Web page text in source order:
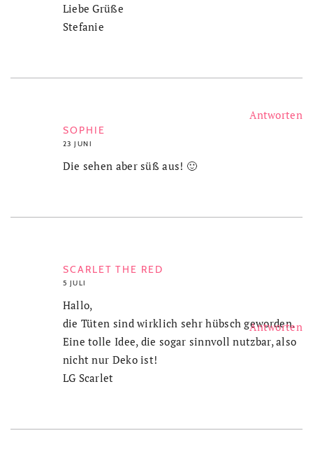
Liebe Grüße
Stefanie
SOPHIE
23 JUNI
Die sehen aber süß aus! 🙂
SCARLET THE RED
5 JULI
Antworten
Hallo,
die Tüten sind wirklich sehr hübsch geworden.
Eine tolle Idee, die sogar sinnvoll nutzbar, also
nicht nur Deko ist!
LG Scarlet
Antworten